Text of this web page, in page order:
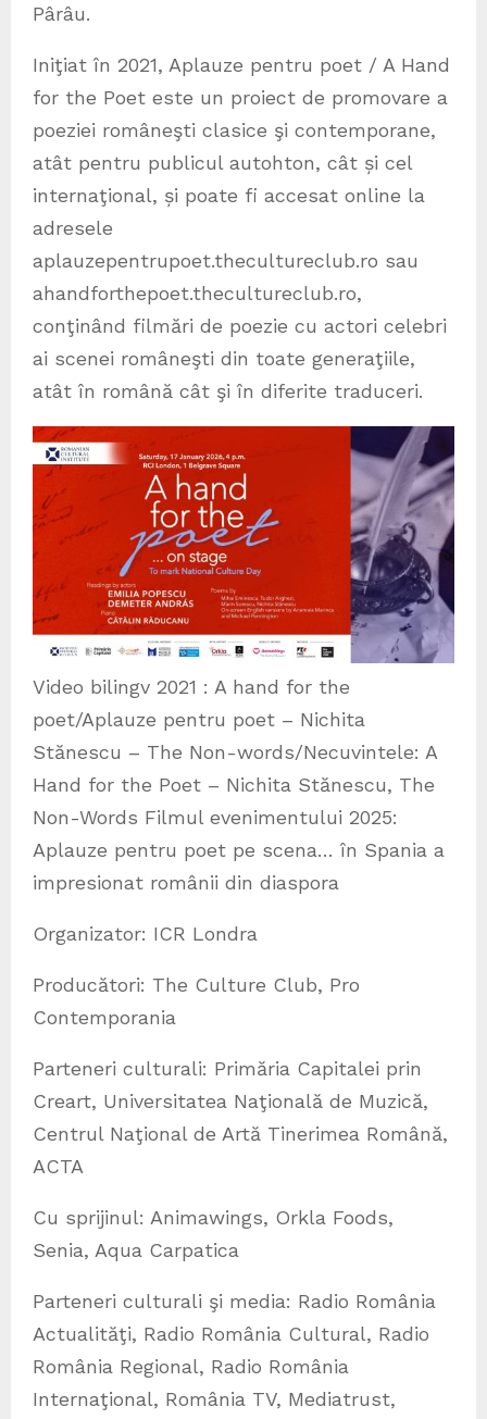
Pârâu.
Iniţiat în 2021, Aplauze pentru poet / A Hand
for the Poet este un proiect de promovare a
poeziei româneşti clasice şi contemporane,
atât pentru publicul autohton, cât și cel
internaţional, și poate fi accesat online la
adresele
aplauzepentrupoet.thecultureclub.ro sau
ahandforthepoet.thecultureclub.ro,
conţinând filmări de poezie cu actori celebri
ai scenei româneşti din toate generaţiile,
atât în română cât şi în diferite traduceri.
Video bilingv 2021 : A hand for the
poet/Aplauze pentru poet – Nichita
Stănescu – The Non-words/Necuvintele: A
Hand for the Poet – Nichita Stănescu, The
Non-Words Filmul evenimentului 2025:
Aplauze pentru poet pe scena… în Spania a
impresionat românii din diaspora
Organizator: ICR Londra
Producători: The Culture Club, Pro
Contemporania
Parteneri culturali: Primăria Capitalei prin
Creart, Universitatea Naţională de Muzică,
Centrul Naţional de Artă Tinerimea Română,
ACTA
Cu sprijinul: Animawings, Orkla Foods,
Senia, Aqua Carpatica
Parteneri culturali şi media: Radio România
Actualităţi, Radio România Cultural, Radio
România Regional, Radio România
Internaţional, România TV, Mediatrust,